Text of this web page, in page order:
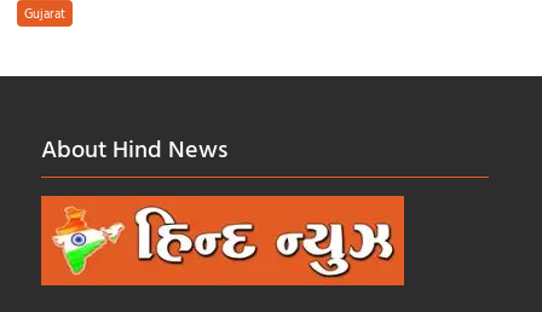
Gujarat
About Hind News